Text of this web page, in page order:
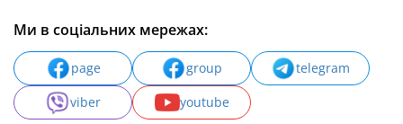
Ми в соціальних мережах:
page group
telegram
viber
youtube